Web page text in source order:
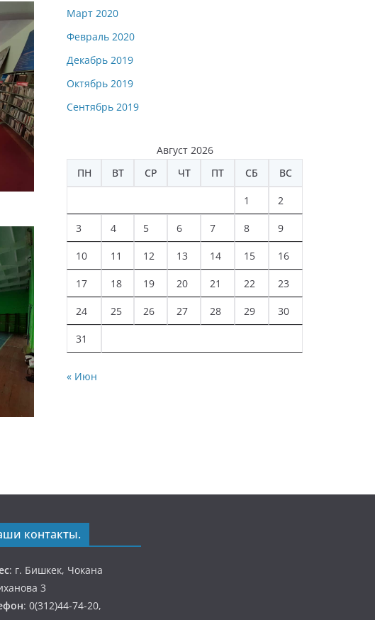
Март 2020
Февраль 2020
Декабрь 2019
Октябрь 2019
Сентябрь 2019
Август 2026
ПН
ВТ СР ЧТ ПТ СБ ВС
1 2
3 4 5 6 7 8 9
10 11 12 13 14 15 16
17 18 19 20 21 22 23
24 25 26 27 28 29 30
31
« Июн
контакты.
: г. Бишкек, Чокана
3
: 0(312)44-74-20,